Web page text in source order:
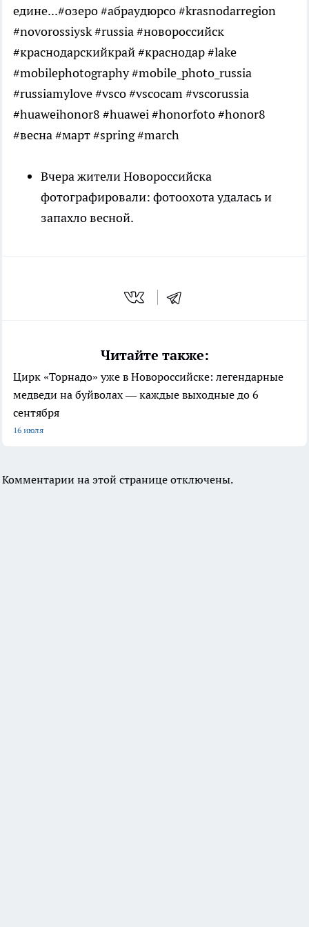
едине...#озеро #абраудюрсо #krasnodarregion
#novorossiysk #russia #новороссийск
#краснодарскийкрай #краснодар #lake
#mobilephotography #mobile_photo_russia
#russiamylove #vsco #vscocam #vscorussia
#huaweihonor8 #huawei #honorfoto #honor8
#весна #март #spring #march
Вчера жители Новороссийска
фотографировали: фотоохота удалась и
запахло весной.
Читайте также:
Цирк «Торнадо» уже в Новороссийске: легендарные
медведи на буйволах — каждые выходные до 6
сентября
16 июля
Комментарии на этой странице отключены.